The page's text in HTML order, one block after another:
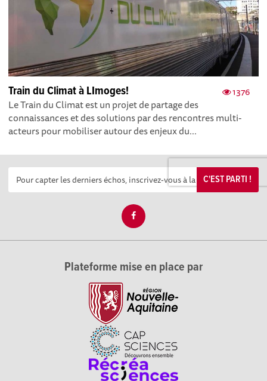
1376
Train du Climat à LImoges!
Le Train du Climat est un projet de partage des
connaissances et des solutions par des rencontres multi-
acteurs pour mobiliser autour des enjeux du...
C'EST PARTI !
Plateforme mise en place par